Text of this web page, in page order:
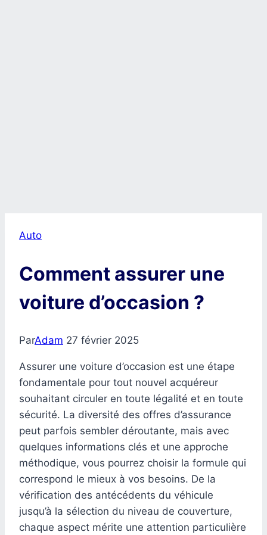
Auto
Comment assurer une
voiture d’occasion ?
ParAdam 27 février 2025
Assurer une voiture d’occasion est une étape
fondamentale pour tout nouvel acquéreur
souhaitant circuler en toute légalité et en toute
sécurité. La diversité des offres d’assurance
peut parfois sembler déroutante, mais avec
quelques informations clés et une approche
méthodique, vous pourrez choisir la formule qui
correspond le mieux à vos besoins. De la
vérification des antécédents du véhicule
jusqu’à la sélection du niveau de couverture,
chaque aspect mérite une attention particulière